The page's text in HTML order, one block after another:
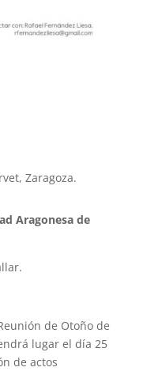
Zaragoza.
Aragonesa de
de Otoño de
lugar el día 25
de actos